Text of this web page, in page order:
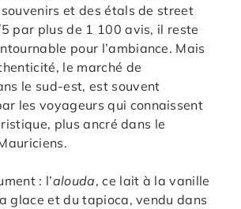
et des étals de street
par plus de 1 100 avis, il reste
pour l’ambiance. Mais
le marché de
le sud-est, est souvent
les voyageurs qui connaissent
plus ancré dans le
: l’alouda, ce lait à la vanille
glace et du tapioca, vendu dans